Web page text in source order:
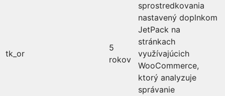
tk_or
5
rokov
sprostredkovania
nastavený doplnkom
JetPack na
stránkach
využívajúcich
WooCommerce,
ktorý analyzuje
správanie